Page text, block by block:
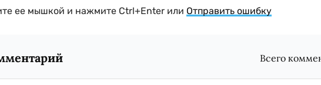
ее мышкой и нажмите Ctrl+Enter или Отправить ошибку
Всего